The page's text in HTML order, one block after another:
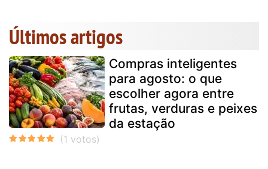
Últimos artigos
Compras inteligentes
para agosto: o que
escolher agora entre
frutas, verduras e peixes
da estação